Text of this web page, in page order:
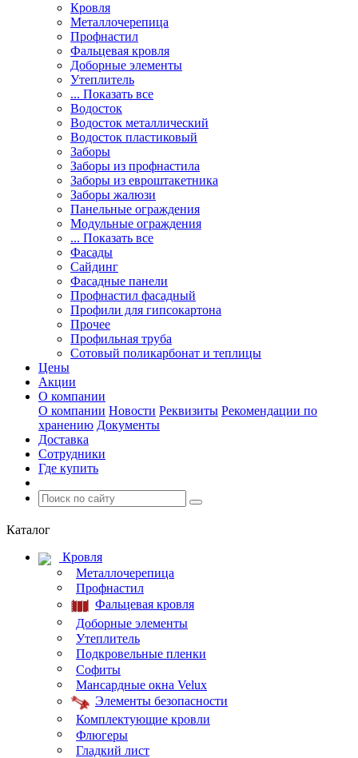
Кровля
Металлочерепица
Профнастил
Фальцевая кровля
Доборные элементы
Утеплитель
... Показать все
Водосток
Водосток металлический
Водосток пластиковый
Заборы
Заборы из профнастила
Заборы из евроштакетника
Заборы жалюзи
Панельные ограждения
Модульные ограждения
... Показать все
Фасады
Сайдинг
Фасадные панели
Профнастил фасадный
Профили для гипсокартона
Прочее
Профильная труба
Сотовый поликарбонат и теплицы
Цены
Акции
О компании
О компании Новости Реквизиты Рекомендации по
хранению Документы
Доставка
Сотрудники
Где купить
Каталог
Кровля
Металлочерепица
Профнастил
Фальцевая кровля
Доборные элементы
Утеплитель
Подкровельные пленки
Софиты
Мансардные окна Velux
Элементы безопасности
Комплектующие кровли
Флюгеры
Гладкий лист